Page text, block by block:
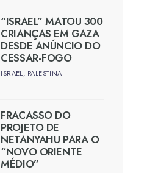
“ISRAEL” MATOU 300
CRIANÇAS EM GAZA
DESDE ANÚNCIO DO
CESSAR-FOGO
ISRAEL, PALESTINA
FRACASSO DO
PROJETO DE
NETANYAHU PARA O
“NOVO ORIENTE
MÉDIO”